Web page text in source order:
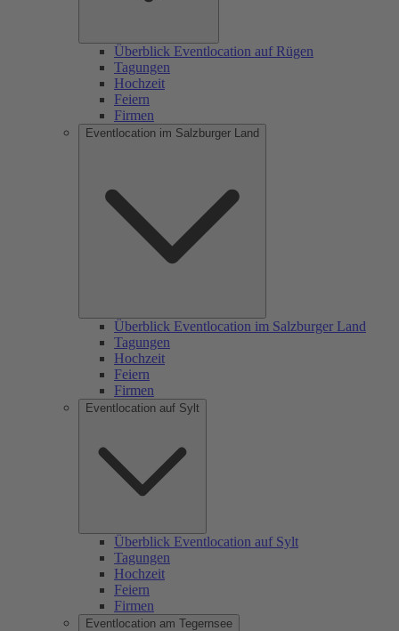
Überblick Eventlocation auf Rügen
Tagungen
Hochzeit
Feiern
Firmen
Eventlocation im Salzburger Land
Überblick Eventlocation im Salzburger Land
Tagungen
Hochzeit
Feiern
Firmen
Eventlocation auf Sylt
Überblick Eventlocation auf Sylt
Tagungen
Hochzeit
Feiern
Firmen
Eventlocation am Tegernsee